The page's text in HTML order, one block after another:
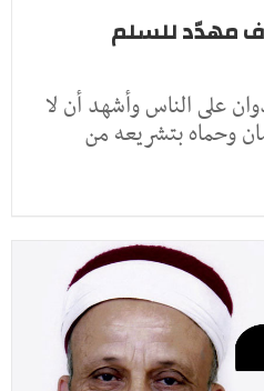
مهدّد للسلم
على الناس وأشهد أن لا
وحماه بتشريعه من